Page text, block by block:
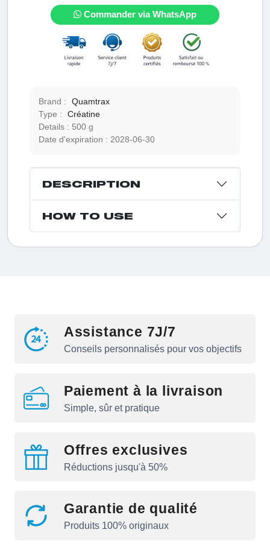
Commander via WhatsApp
Brand :
Quamtrax
Type :
Créatine
Details :
500 g
Date d'expiration : 2028-06-30
DESCRIPTION
HOW TO USE
Assistance 7J/7
Conseils personnalisés pour vos objectifs
Paiement à la livraison
Simple, sûr et pratique
Offres exclusives
Réductions jusqu'à 50%
Garantie de qualité
Produits 100% originaux